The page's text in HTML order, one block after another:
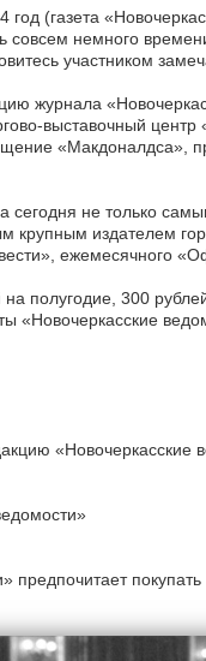
(газета
совсем немного
участником
журнала
выставочный
«Макдоналдса»,
сегодня не только
крупным издателем
ежемесячного
полугодие, 300
«Новочеркасские
«Новочеркасские
предпочитает